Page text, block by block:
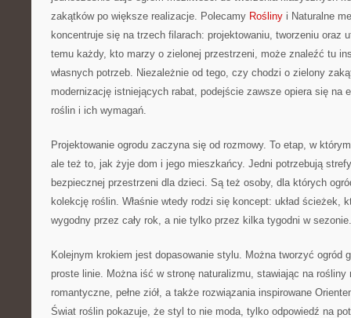
zakątków po większe realizacje. Polecamy Rośliny i Naturalne
koncentruje się na trzech filarach: projektowaniu, tworzeniu oraz
temu każdy, kto marzy o zielonej przestrzeni, może znaleźć tu
własnych potrzeb. Niezależnie od tego, czy chodzi o zielony
modernizację istniejących rabat, podejście zawsze opiera się na
roślin i ich wymagań.
Projektowanie ogrodu zaczyna się od rozmowy. To etap, w
ale też to, jak żyje dom i jego mieszkańcy. Jedni potrzebują
bezpiecznej przestrzeni dla dzieci. Są też osoby, dla których
kolekcję roślin. Właśnie wtedy rodzi się koncept: układ ścieżek,
wygodny przez cały rok, a nie tylko przez kilka tygodni w sezonie.
Kolejnym krokiem jest dopasowanie stylu. Można tworzyć ogród
proste linie. Można iść w stronę naturalizmu, stawiając na rośliny
romantyczne, pełne ziół, a także rozwiązania inspirowane
Świat roślin pokazuje, że styl to nie moda, tylko odpowiedź na